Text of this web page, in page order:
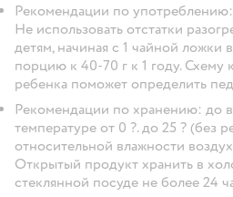
Рекомендации по употреблению:
Не использовать отстатки
детям, начиная с 1 чайной ложки
порцию к 40-70 г к 1 году. Схему
ребенка поможет определить
Рекомендации по хранению: до
температуре от 0 ?. до 25 ? (без
относительной влажности
Открытый продукт хранить в
стеклянной посуде не более 24